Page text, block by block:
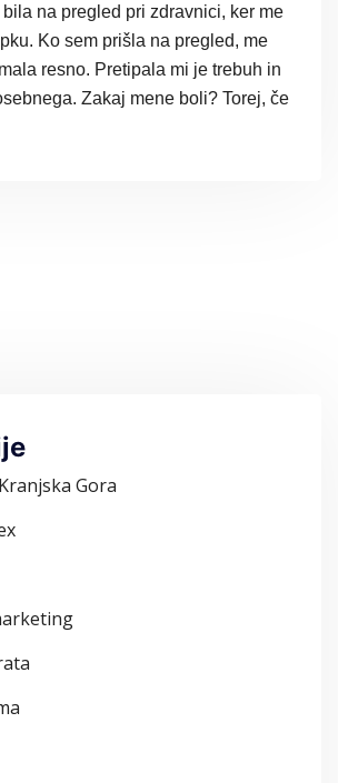
na pregled pri zdravnici, ker me
Ko sem prišla na pregled, me
resno. Pretipala mi je trebuh in
Zakaj mene boli? Torej, če
Gora